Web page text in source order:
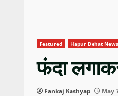
Featured Hapur Dehat News
फंदा
Pankaj Kashyap May